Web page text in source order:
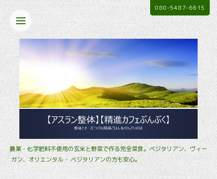
農薬・化学肥料不使用の玄米と野菜で作る完全菜食。ベジタリアン、ヴィー
ガン、オリエンタル・ ベジタリアンの方も安心。
080-5487-6615